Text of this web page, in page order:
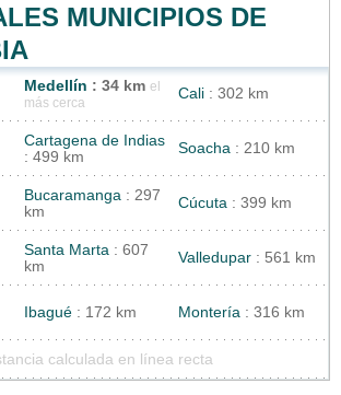
MUNICIPIOS DE
Medellín : 34 km el
más cerca
Cali : 302 km
Cartagena de Indias
: 499 km
Soacha : 210 km
Bucaramanga : 297
km
Cúcuta : 399 km
Santa Marta : 607
km
Valledupar : 561 km
Ibagué : 172 km Montería : 316 km
calculada en línea recta